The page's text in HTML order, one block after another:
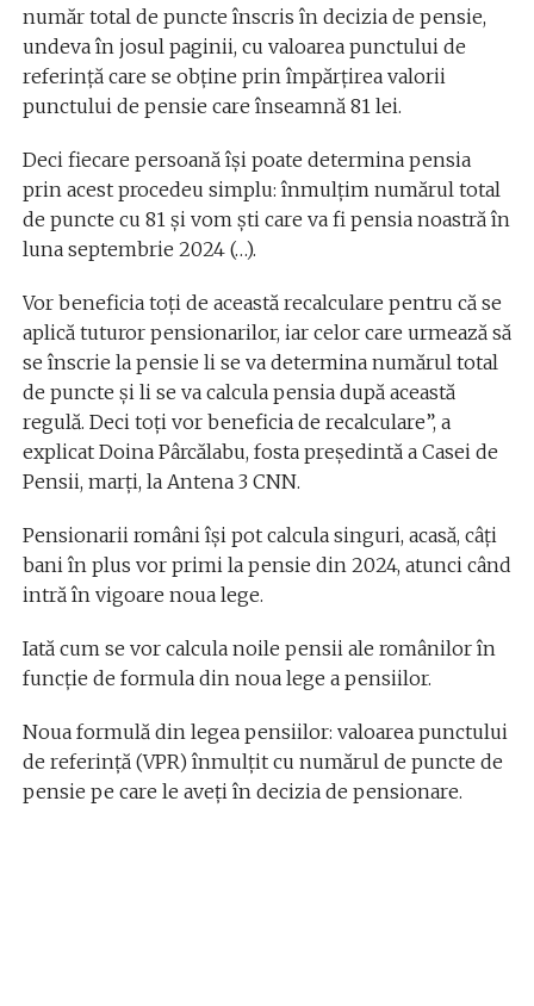
număr total de puncte înscris în decizia de pensie,
undeva în josul paginii, cu valoarea punctului de
referință care se obține prin împărțirea valorii
punctului de pensie care înseamnă 81 lei.
Deci fiecare persoană își poate determina pensia
prin acest procedeu simplu: înmulțim numărul total
de puncte cu 81 și vom ști care va fi pensia noastră în
luna septembrie 2024 (…).
Vor beneficia toți de această recalculare pentru că se
aplică tuturor pensionarilor, iar celor care urmează să
se înscrie la pensie li se va determina numărul total
de puncte și li se va calcula pensia după această
regulă. Deci toţi vor beneficia de recalculare”, a
explicat Doina Pârcălabu, fosta președintă a Casei de
Pensii, marţi, la Antena 3 CNN.
Pensionarii români îşi pot calcula singuri, acasă, câţi
bani în plus vor primi la pensie din 2024, atunci când
intră în vigoare noua lege.
Iată cum se vor calcula noile pensii ale românilor în
funcție de formula din noua lege a pensiilor.
Noua formulă din legea pensiilor: valoarea punctului
de referință (VPR) înmulţit cu numărul de puncte de
pensie pe care le aveți în decizia de pensionare.